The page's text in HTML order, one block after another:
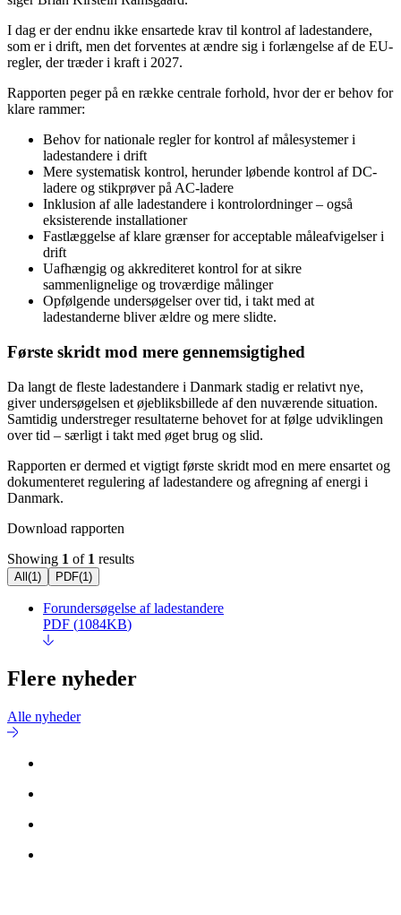
I dag er der endnu ikke ensartede krav til kontrol af ladestandere,
som er i drift, men det forventes at ændre sig i forlængelse af de EU-
regler, der træder i kraft i 2027.
Rapporten peger på en række centrale forhold, hvor der er behov for
klare rammer:
Behov for nationale regler for kontrol af målesystemer i
ladestandere i drift
Mere systematisk kontrol, herunder løbende kontrol af DC-
ladere og stikprøver på AC-ladere
Inklusion af alle ladestandere i kontrolordninger – også
eksisterende installationer
Fastlæggelse af klare grænser for acceptable måleafvigelser i
drift
Uafhængig og akkrediteret kontrol for at sikre
sammenlignelige og troværdige målinger
Opfølgende undersøgelser over tid, i takt med at
ladestanderne bliver ældre og mere slidte.
Første skridt mod mere gennemsigtighed
Da langt de fleste ladestandere i Danmark stadig er relativt nye,
giver undersøgelsen et øjebliksbillede af den nuværende situation.
Samtidig understreger resultaterne behovet for at følge udviklingen
over tid – særligt i takt med øget brug og slid.
Rapporten er dermed et vigtigt første skridt mod en mere ensartet og
dokumenteret regulering af ladestandere og afregning af energi i
Danmark.
Download rapporten
Showing 1 of 1 results
All (1 ) PDF(1 )
Forundersøgelse af ladestandere
PDF (1084KB)
Flere nyheder
Alle nyheder